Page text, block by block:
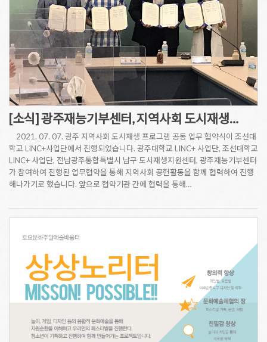
[소식] 광주재능기부센터, 지역사회 도시재생…
2021. 07. 07. 광주 지역사회 도시재생 프로그램 공동 업무 협약식이 조선대
학교 LINC+사업단에서 진행되었습니다. 광주대학교 LINC+ 사업단, 조선대학교
LINC+ 사업단, 전남광주통합특별시 남구 도시재생지원센터, 광주재능기부센터
가 참여하여 진행된 업무협약을 통해 지역사회 공헌활동을 함께 협력하여 진행
해나가기로 했습니다. 앞으로 협약기관 간에 협력을 통해…